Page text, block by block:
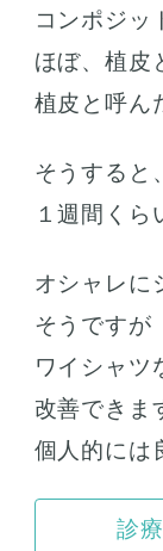
コンポジッ
ほぼ、植皮
植皮と呼ん
そうすると
１週間くら
オシャレに
そうですが
ワイシャツ
改善できま
個人的には
診